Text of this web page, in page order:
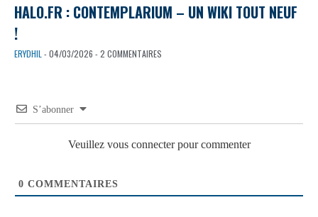
HALO.FR : CONTEMPLARIUM – UN WIKI TOUT NEUF
!
ERYDHIL - 04/03/2026 - 2 COMMENTAIRES
S’abonner
Veuillez vous connecter pour commenter
0 COMMENTAIRES